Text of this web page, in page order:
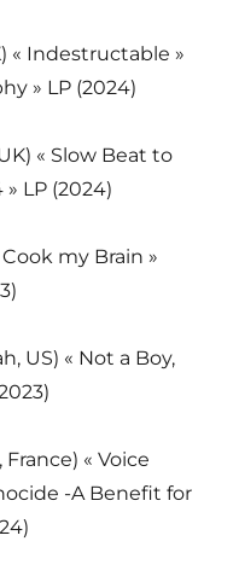
« Indestructable »
» LP (2024)
« Slow Beat to
LP (2024)
Cook my Brain »
US) « Not a Boy,
« Voice
-A Benefit for